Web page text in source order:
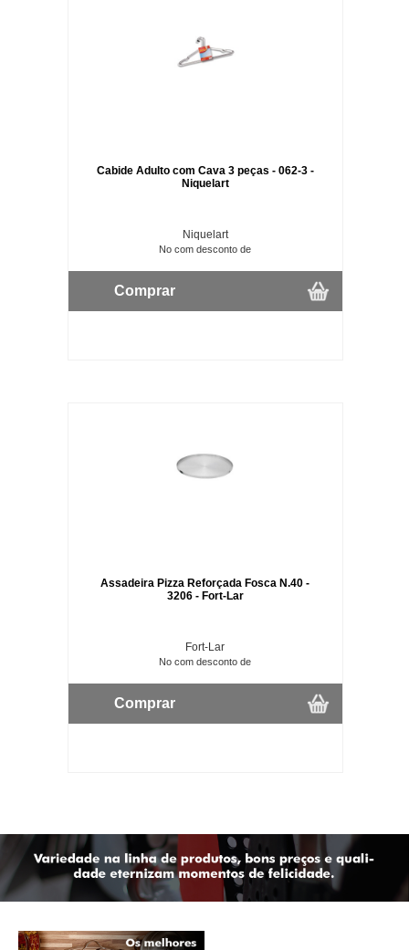
Cabide Adulto com Cava 3 peças - 062-3 -
Niquelart
Niquelart
No com desconto de
Comprar
Assadeira Pizza Reforçada Fosca N.40 -
3206 - Fort-Lar
Fort-Lar
No com desconto de
Comprar